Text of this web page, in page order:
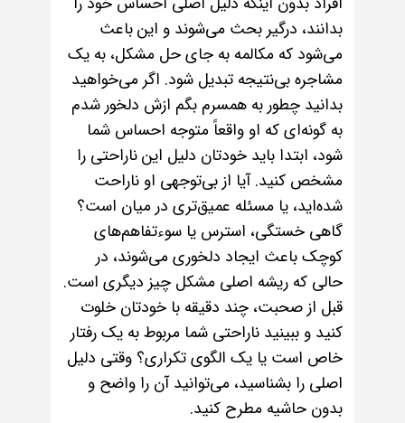
بدانند، درگیر بحث می‌شوند و این باعث
می‌شود که مکالمه به جای حل مشکل، به یک
مشاجره بی‌نتیجه تبدیل شود. اگر می‌خواهید
بدانید چطور به همسرم بگم ازش دلخور شدم
به گونه‌ای که او واقعاً متوجه احساس شما
شود، ابتدا باید خودتان دلیل این ناراحتی را
مشخص کنید. آیا از بی‌توجهی او ناراحت
شده‌اید، یا مسئله عمیق‌تری در میان است؟
گاهی خستگی، استرس یا سوءتفاهم‌های
کوچک باعث ایجاد دلخوری می‌شوند، در
حالی که ریشه اصلی مشکل چیز دیگری است.
قبل از صحبت، چند دقیقه با خودتان خلوت
کنید و ببینید ناراحتی شما مربوط به یک رفتار
خاص است یا یک الگوی تکراری؟ وقتی دلیل
اصلی را بشناسید، می‌توانید آن را واضح و
بدون حاشیه مطرح کنید.